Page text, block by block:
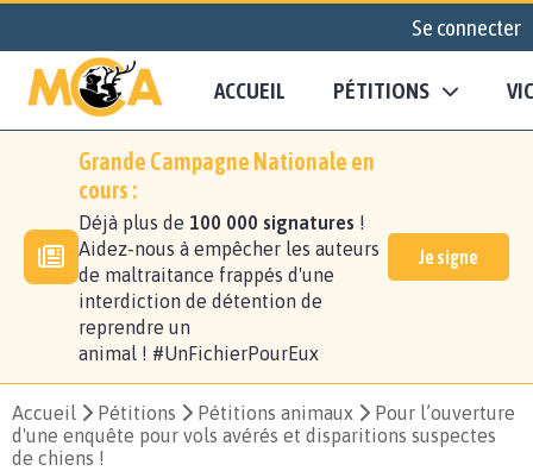
Se connecter
ACCUEIL PÉTITIONS
Grande Campagne Nationale en
cours :
Déjà plus de 100 000 signatures !
Aidez-nous à empêcher les auteurs
de maltraitance frappés d'une
interdiction de détention de
reprendre un
animal ! #UnFichierPourEux
Je signe
Accueil Pétitions Pétitions animaux
Pour l’ouverture
d'une enquête pour vols avérés et disparitions suspectes
de chiens !